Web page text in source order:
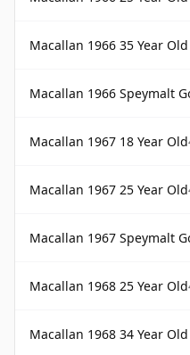
Macallan 1966 35 Year Old Hart
Macallan 1966 Speymalt
Macallan 1967 18 Year Old
Macallan 1967 25 Year Old
Macallan 1967 Speymalt
Macallan 1968 25 Year Old
Macallan 1968 34 Year